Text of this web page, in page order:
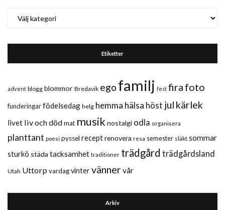
Etiketter
advent blogg blommor Bredavik ego familj fest fira foto
funderingarfödelsedag helg hemma hälsa höst jul kärlek
livet liv och dödmat musik nostalgi odla organisera
planttant poesi pyssel receptrenovera resa semester släkt sommar
sturkö städa tacksamhet traditioner trädgård trädgårdsland
Utah Uttorp vardagvintervänner vår
Arkiv